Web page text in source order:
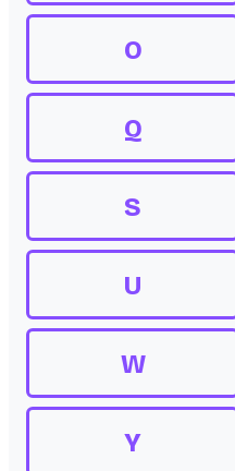
O
Q
S
U
W
Y